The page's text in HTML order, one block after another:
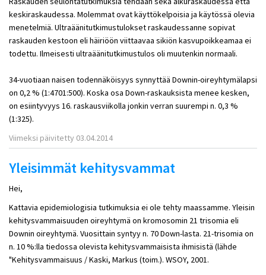
keskiraskaudessa. Molemmat ovat käyttökelpoisia ja käytössä olevia
menetelmiä. Ultraäänitutkimustulokset raskaudessanne sopivat
raskauden kestoon eli häiriöön viittaavaa sikiön kasvupoikkeamaa ei
todettu. Ilmeisesti ultraäänitutkimustulos oli muutenkin normaali.
34-vuotiaan naisen todennäköisyys synnyttää Downin-oireyhtymälapsi
on 0,2 % (1:4701:500). Koska osa Down-raskauksista menee kesken,
on esiintyvyys 16. raskausviikolla jonkin verran suurempi n. 0,3 %
(1:325).
Viimeksi päivitetty 03.04.2014
Yleisimmät kehitysvammat
Hei,
Kattavia epidemiologisia tutkimuksia ei ole tehty maassamme. Yleisin
kehitysvammaisuuden oireyhtymä on kromosomin 21 trisomia eli
Downin oireyhtymä. Vuosittain syntyy n. 70 Down-lasta. 21-trisomia on
n. 10 %:lla tiedossa olevista kehitysvammaisista ihmisistä (lähde
"Kehitysvammaisuus / Kaski, Markus (toim.). WSOY, 2001.